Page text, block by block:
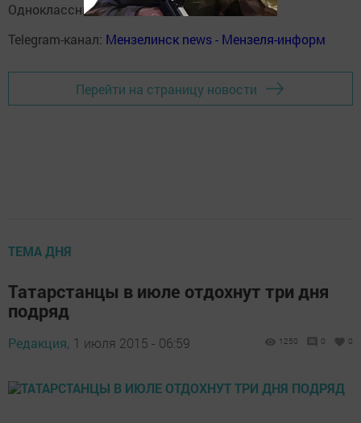
Одноклассники:ok.ru/menzelinsk
Telegram-канал: Мензелинск news - Мензеля-информ
Перейти на страницу новости
ТЕМА ДНЯ
Татарстанцы в июле отдохнут три дня
подряд
Редакция, 1 июля 2015 - 06:59 1250 0 0